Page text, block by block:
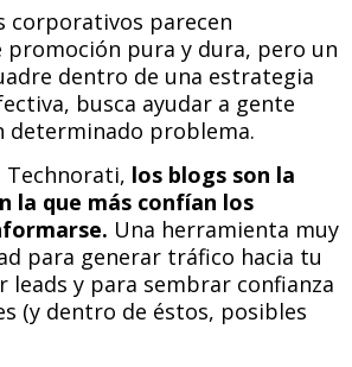
corporativos parecen
promoción pura y dura, pero un
dentro de una estrategia
busca ayudar a gente
determinado problema.
Technorati, los blogs son la
la que más confían los
Una herramienta muy
para generar tráfico hacia tu
leads y para sembrar confianza
(y dentro de éstos, posibles